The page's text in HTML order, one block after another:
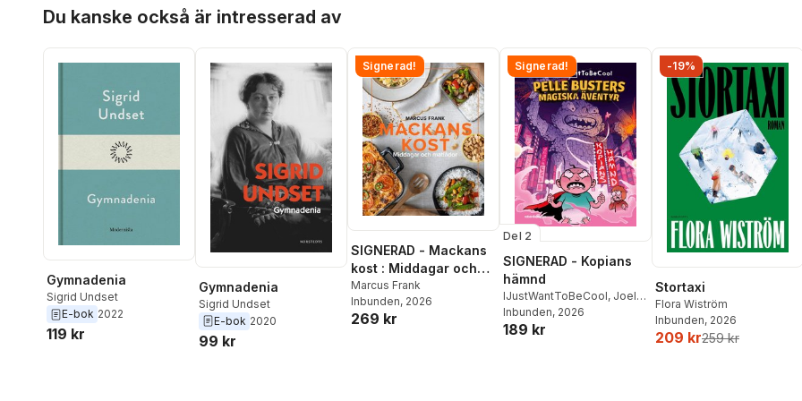
Du kanske också är intresserad av
Gymnadenia
Sigrid Undset
E-bok 2022
119 kr
Gymnadenia
Sigrid Undset
E-bok 2020
99 kr
Signerad!
SIGNERAD - Mackans
kost : Middagar och
matlådor
Marcus Frank
Inbunden, 2026
269 kr
Signerad!
Del 2
SIGNERAD - Kopians
hämnd
IJustWantToBeCool, Joel
Adolphson,Emil Ejdemo
Beer ,Victor Beer
Inbunden, 2026
189 kr
-19%
Stortaxi
Flora Wiström
Inbunden, 2026
209 kr259 kr